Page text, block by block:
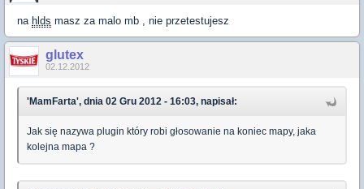
na hlds masz za malo mb , nie przetestujesz
glutex
02.12.2012
'MamFarta', dnia 02 Gru 2012 - 16:03, napisał:
Jak się nazywa plugin który robi głosowanie na koniec mapy, jaka
kolejna mapa ?